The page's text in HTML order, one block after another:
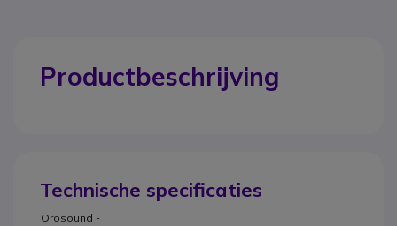
Productbeschrijving
Technische specificaties
Orosound -